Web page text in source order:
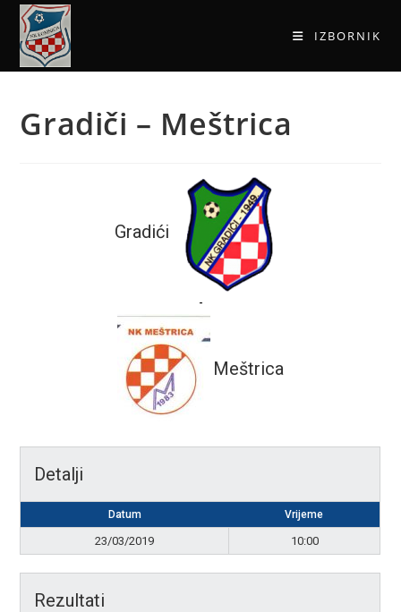
IZBORNIK
Gradiči – Meštrica
Gradići
-
Meštrica
Detalji
Datum Vrijeme
23/03/2019 10:00
Rezultati